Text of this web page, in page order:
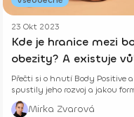
23 Okt 2023
Kde je hranice mezi
obezity? A existuje
Přečti si o hnutí Body Positive
spustily jeho rozvoj a jakou
Mirka Zvarová